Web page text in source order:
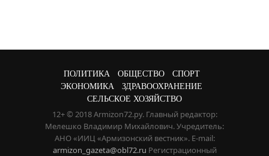
ПОЛИТИКА ОБЩЕСТВО
СПОРТ
ЭКОНОМИКА
ЗДРАВООХРАНЕНИЕ
СЕЛЬСКОЕ ХОЗЯЙСТВО
12+ © 2018 Armizon72.ру. Главный редактор:
Мелешко Владимир Михайлович. Учредитель:
АНО «ИИЦ «Армизонский вестник». E-mail:
armizon_gazeta@obl72.ru Регистрационный